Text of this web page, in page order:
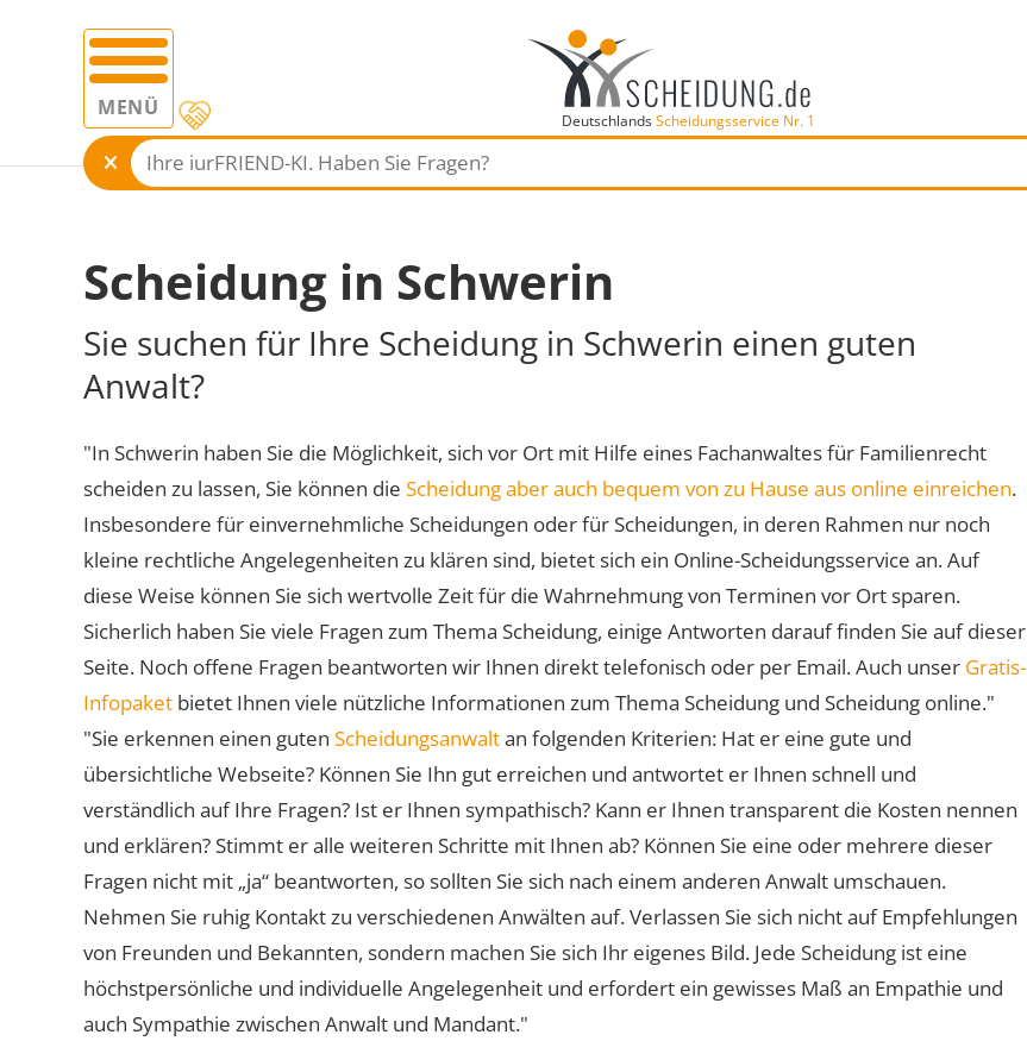
MENÜ DeutschlandsScheidungsservice Nr. 1
Scheidung in Schwerin
Sie suchen für Ihre Scheidung in Schwerin einen guten
Anwalt?
"In Schwerin haben Sie die Möglichkeit, sich vor Ort mit Hilfe eines Fachanwaltes für Familienrecht
scheiden zu lassen, Sie können die Scheidung aber auch bequem von zu Hause aus online einreichen.
Insbesondere für einvernehmliche Scheidungen oder für Scheidungen, in deren Rahmen nur noch
kleine rechtliche Angelegenheiten zu klären sind, bietet sich ein Online-Scheidungsservice an. Auf
diese Weise können Sie sich wertvolle Zeit für die Wahrnehmung von Terminen vor Ort sparen.
Sicherlich haben Sie viele Fragen zum Thema Scheidung, einige Antworten darauf finden Sie auf dieser
Seite. Noch offene Fragen beantworten wir Ihnen direkt telefonisch oder per Email. Auch unser Gratis-
Infopaket bietet Ihnen viele nützliche Informationen zum Thema Scheidung und Scheidung online."
"Sie erkennen einen guten Scheidungsanwaltan folgenden Kriterien: Hat er eine gute und
übersichtliche Webseite? Können Sie Ihn gut erreichen und antwortet er Ihnen schnell und
verständlich auf Ihre Fragen? Ist er Ihnen sympathisch? Kann er Ihnen transparent die Kosten nennen
und erklären? Stimmt er alle weiteren Schritte mit Ihnen ab? Können Sie eine oder mehrere dieser
Fragen nicht mit „ja“ beantworten, so sollten Sie sich nach einem anderen Anwalt umschauen.
Nehmen Sie ruhig Kontakt zu verschiedenen Anwälten auf. Verlassen Sie sich nicht auf Empfehlungen
von Freunden und Bekannten, sondern machen Sie sich Ihr eigenes Bild. Jede Scheidung ist eine
höchstpersönliche und individuelle Angelegenheit und erfordert ein gewisses Maß an Empathie und
auch Sympathie zwischen Anwalt und Mandant."